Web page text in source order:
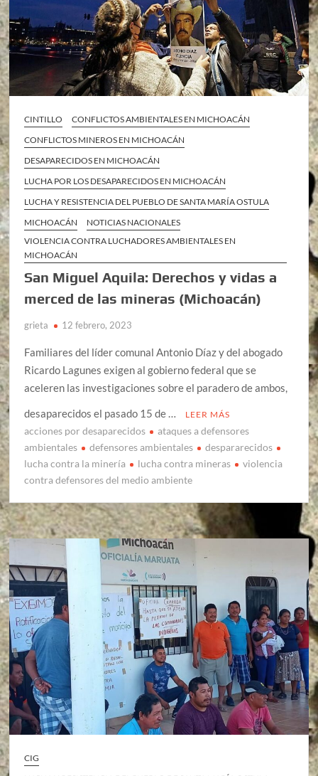
CINTILLO
CONFLICTOS AMBIENTALES EN MICHOACÁN
CONFLICTOS MINEROS EN MICHOACÁN
DESAPARECIDOS EN MICHOACÁN
LUCHA POR LOS DESAPARECIDOS EN MICHOACÁN
LUCHA Y RESISTENCIA DEL PUEBLO DE SANTA MARÍA OSTULA
MICHOACÁN
NOTICIAS NACIONALES
VIOLENCIA CONTRA LUCHADORES AMBIENTALES EN
MICHOACÁN
San Miguel Aquila: Derechos y vidas a
merced de las mineras (Michoacán)
grieta 12 febrero, 2023
Familiares del líder comunal Antonio Díaz y del abogado
Ricardo Lagunes exigen al gobierno federal que se
aceleren las investigaciones sobre el paradero de ambos,
desaparecidos el pasado 15 de …
LEER MÁS
acciones por desaparecidos
ataques a defensores
ambientales
defensores ambientales
despararecidos
lucha contra la minería
lucha contra mineras
violencia
contra defensores del medio ambiente
CIG